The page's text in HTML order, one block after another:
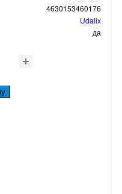
4630153460176
Udalix
да